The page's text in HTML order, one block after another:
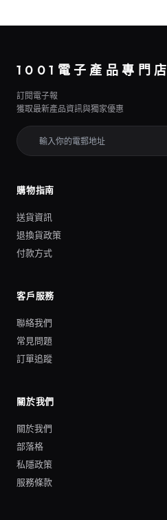
1001電子產品專門店
訂閱電子報
獲取最新產品資訊與獨家優惠
購物指南
送貨資訊
退換貨政策
付款方式
客戶服務
聯絡我們
常見問題
訂單追蹤
關於我們
關於我們
部落格
私隱政策
服務條款